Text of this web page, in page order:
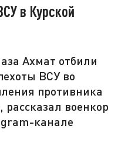
в Курской
Ахмат отбили
ВСУ во
противника
военкор
канале